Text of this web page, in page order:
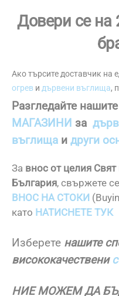
Довери се на
Ако търсите доставчик на
огрев и дървени въглища,
Разгледайте нашите
МАГАЗИНИ за
въглища и други
За внос от целия
България, свържете
ВНОС НА СТОКИ
като НАТИСНЕТЕ ТУК
Изберете нашите
висококачествени
НИЕ МОЖЕМ ДА